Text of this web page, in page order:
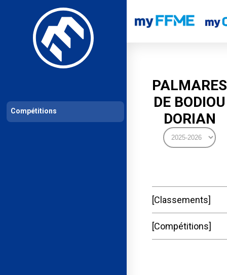
Les compétitions Calendrier de compétitions Classements
PALMARES
DE BODIOU
DORIAN
Classements
Compétitions
Compétitions